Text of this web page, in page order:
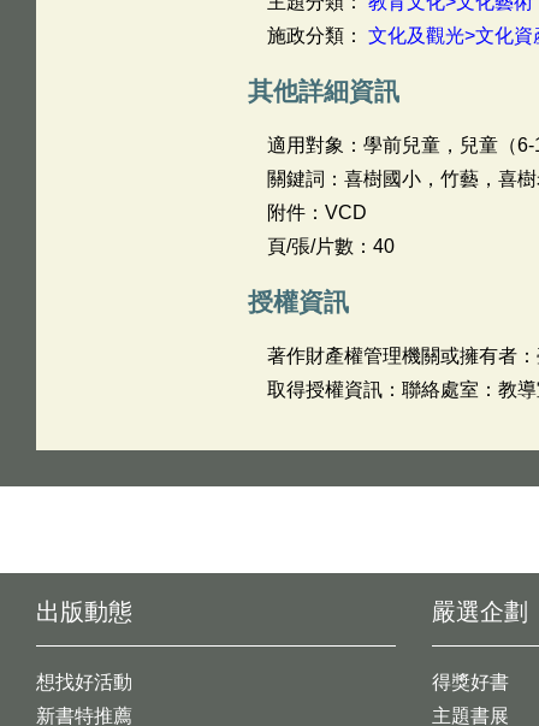
施政分類： 文化及觀光>文化
其他詳細資訊
適用對象：學前兒童，兒童（6-
關鍵詞：喜樹國小，竹藝，喜
附件：VCD
頁/張/片數：40
授權資訊
著作財產權管理機關或擁有者
取得授權資訊：聯絡處室：教
出版動態
想找好活動
新書特推薦
嚴選企劃
得獎好書
主題書展